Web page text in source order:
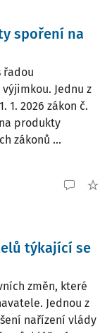
spoření na
řadou
Jednu z
1. 2026 zákon č.
produkty
zákonů ...
týkající se
změn, které
Jednou z
nařízení vlády